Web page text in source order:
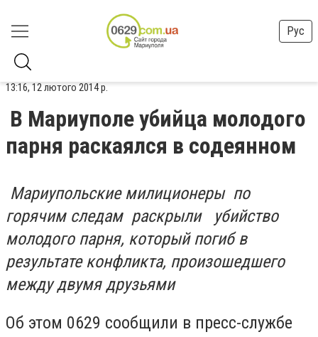
Рус
13:16, 12 лютого 2014 р.
В Мариуполе убийца молодого
парня раскаялся в содеянном
Мариупольские милиционеры по
горячим следам раскрыли убийство
молодого парня, который погиб в
результате конфликта, произошедшего
между двумя друзьями
Об этом 0629 сообщили в пресс-службе